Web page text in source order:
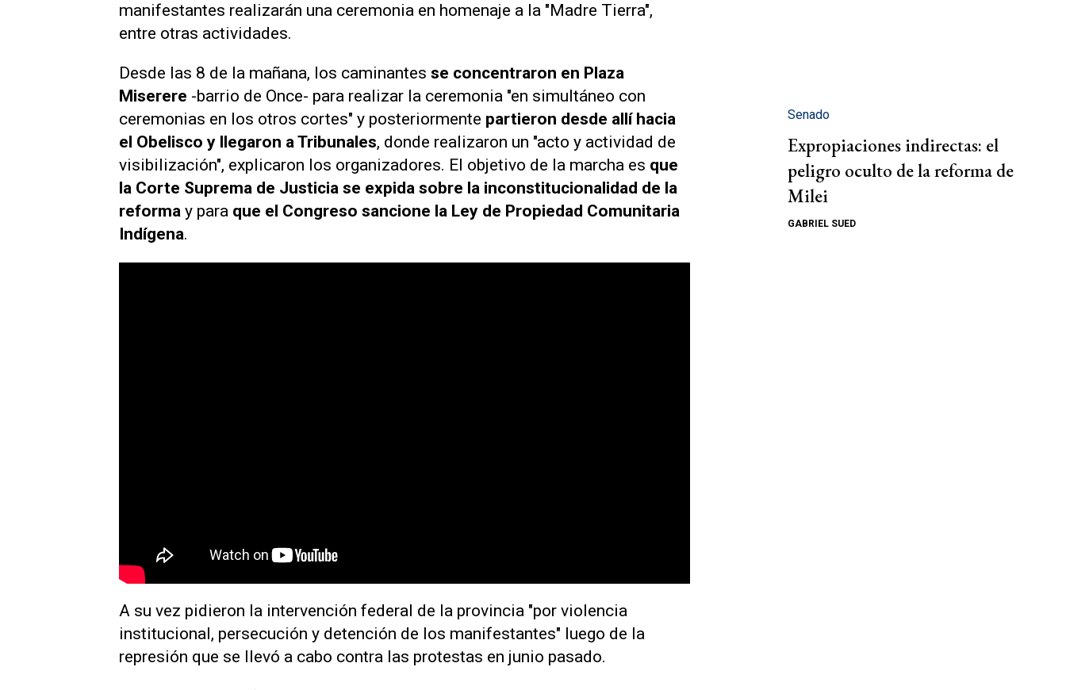
manifestantes realizarán una ceremonia en homenaje a la "Madre Tierra",
entre otras actividades.
Desde las 8 de la mañana, los caminantes se concentraron en Plaza
Miserere -barrio de Once- para realizar la ceremonia "en simultáneo con
ceremonias en los otros cortes" y posteriormente partieron desde allí hacia
el Obelisco y llegaron a Tribunales, donde realizaron un "acto y actividad de
visibilización", explicaron los organizadores. El objetivo de la marcha es que
la Corte Suprema de Justicia se expida sobre la inconstitucionalidad de la
reforma y para que el Congreso sancione la Ley de Propiedad Comunitaria
Indígena.
A su vez pidieron la intervención federal de la provincia "por violencia
institucional, persecución y detención de los manifestantes" luego de la
represión que se llevó a cabo contra las protestas en junio pasado.
Senado
Expropiaciones indirectas: el
peligro oculto de la reforma de
Milei
GABRIEL SUED